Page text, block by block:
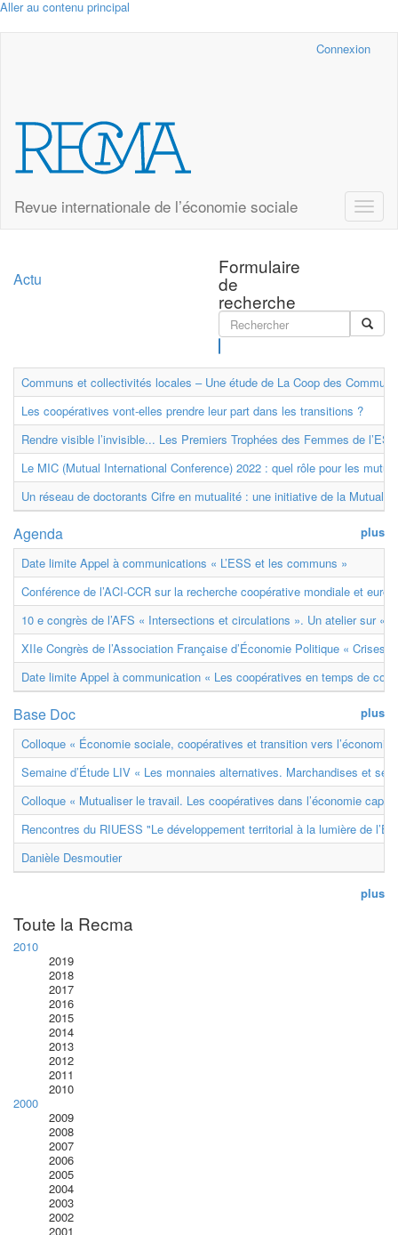
Aller au contenu principal
Connexion
Revue internationale de l’économie sociale
Toggle
Formulaire
de
recherche
Actu
Communs et collectivités locales – Une étude de La Coop des
Les coopératives vont-elles prendre leur part dans les transitions ?
Rendre visible l’invisible... Les Premiers Trophées des Femmes de
Le MIC (Mutual International Conference) 2022 : quel rôle pour les
Un réseau de doctorants Cifre en mutualité : une initiative de la
plus
Agenda
Date limite Appel à communications « L’ESS et les communs »
Conférence de l’ACI-CCR sur la recherche coopérative mondiale et
10 e congrès de l’AFS « Intersections et circulations ». Un atelier sur «
XIIe Congrès de l’Association Française d’Économie Politique « Crises
Date limite Appel à communication « Les coopératives en temps de
plus
Base Doc
Colloque « Économie sociale, coopératives et transition vers
Semaine d’Étude LIV « Les monnaies alternatives. Marchandises et
Colloque « Mutualiser le travail. Les coopératives dans l’économie
Rencontres du RIUESS "Le développement territorial à la lumière de
Danièle Desmoutier
plus
Toute la Recma
2010
2019
2018
2017
2016
2015
2014
2013
2012
2011
2010
2000
2009
2008
2007
2006
2005
2004
2003
2002
2001